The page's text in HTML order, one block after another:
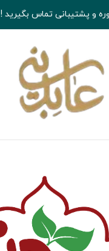
تماس بگیرید ! 03537249913
شکلات شکلات صبحانه